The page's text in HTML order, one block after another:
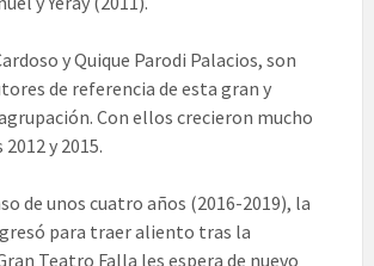
y Quique Parodi Palacios, son
de referencia de esta gran y
Con ellos crecieron mucho
y 2015.
de unos cuatro años (2016-2019), la
para traer aliento tras la
Teatro Falla les espera de nuevo